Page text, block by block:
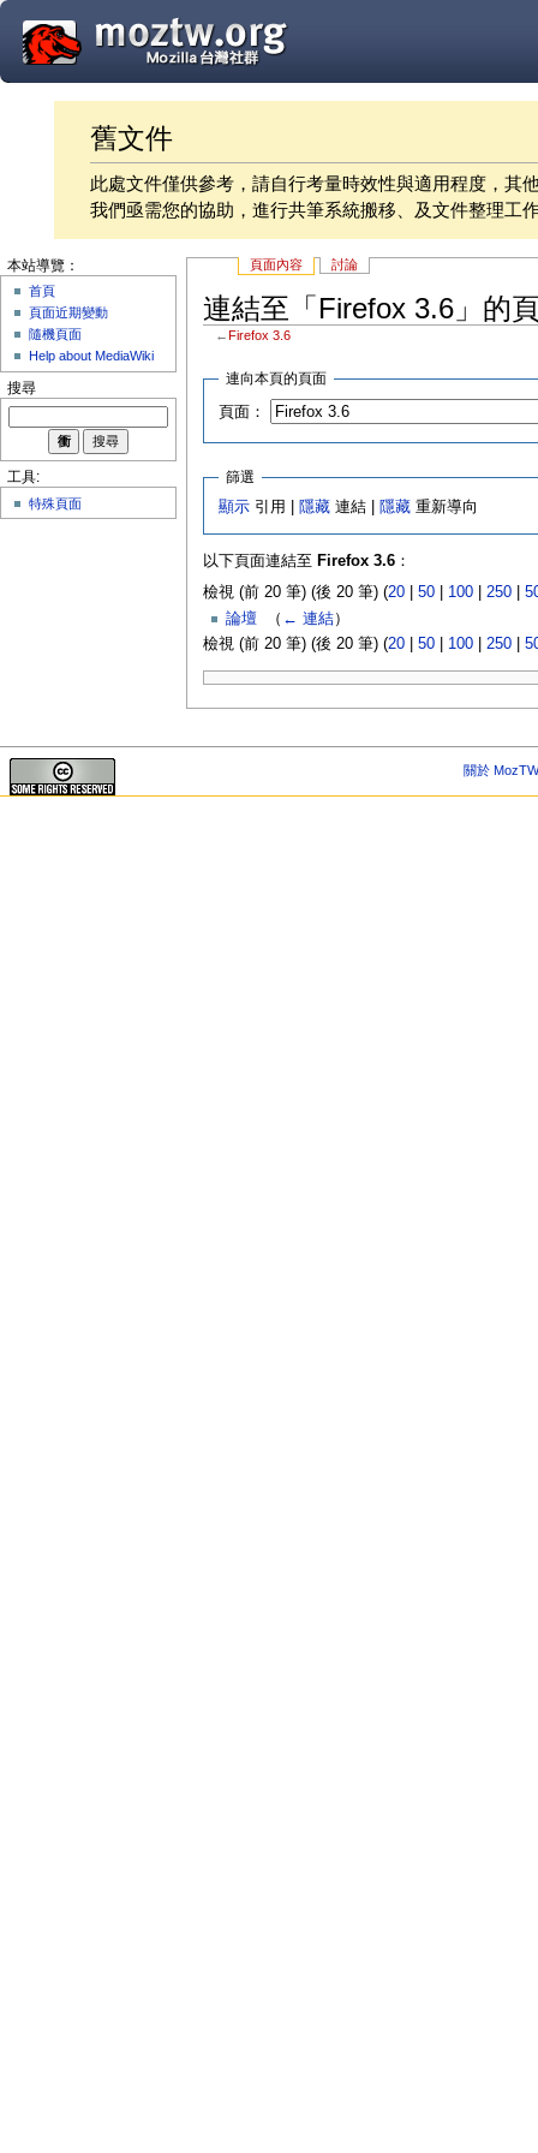
舊文件
此處文件僅供參考，請自行考量時效性與適用程度，其
我們亟需您的協助，進行共筆系統搬移、及文件整理工
頁面內容 討論
連結至「Firefox 3.6」的
← Firefox 3.6
連向本頁的頁面
頁面：
篩選
顯示 引用 | 隱藏 連結 | 隱藏 重新導向
以下頁面連結至 Firefox 3.6：
檢視 (前 20 筆) (後 20 筆) (20| 50| 100| 250|
論壇
（ ← 連結）
檢視 (前 20 筆) (後 20 筆) (20| 50| 100| 250|
本站導覽：
首頁
頁面近期變動
隨機頁面
Help about MediaWiki
搜尋
工具:
特殊頁面
關於